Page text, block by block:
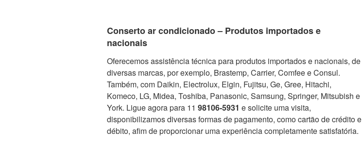
Conserto ar condicionado – Produtos importados e
nacionais
Oferecemos assistência técnica para produtos importados e nacionais, de
diversas marcas, por exemplo, Brastemp, Carrier, Comfee e Consul.
Também, com Daikin, Electrolux, Elgin, Fujitsu, Ge, Gree, Hitachi,
Komeco, LG, Midea, Toshiba, Panasonic, Samsung, Springer, Mitsubish e
York. Ligue agora para 11 98106-5931 e solicite uma visita,
disponibilizamos diversas formas de pagamento, como cartão de crédito e
débito, afim de proporcionar uma experiência completamente satisfatória.